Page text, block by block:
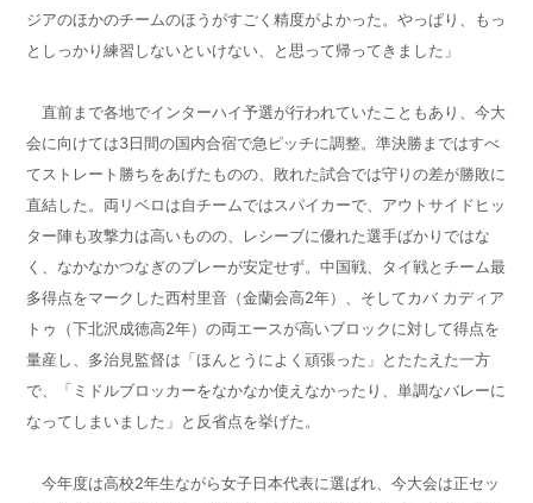
ジアのほかのチームのほうがすごく精度がよかった。やっぱり、もっ
としっかり練習しないといけない、と思って帰ってきました」
直前まで各地でインターハイ予選が行われていたこともあり、今大
会に向けては3日間の国内合宿で急ピッチに調整。準決勝まではすべ
てストレート勝ちをあげたものの、敗れた試合では守りの差が勝敗に
直結した。両リベロは自チームではスパイカーで、アウトサイドヒッ
ター陣も攻撃力は高いものの、レシーブに優れた選手ばかりではな
く、なかなかつなぎのプレーが安定せず。中国戦、タイ戦とチーム最
多得点をマークした西村里音（金蘭会高2年）、そしてカバ カディア
トゥ（下北沢成徳高2年）の両エースが高いブロックに対して得点を
量産し、多治見監督は「ほんとうによく頑張った」とたたえた一方
で、「ミドルブロッカーをなかなか使えなかったり、単調なバレーに
なってしまいました」と反省点を挙げた。
今年度は高校2年生ながら女子日本代表に選ばれ、今大会は正セッ